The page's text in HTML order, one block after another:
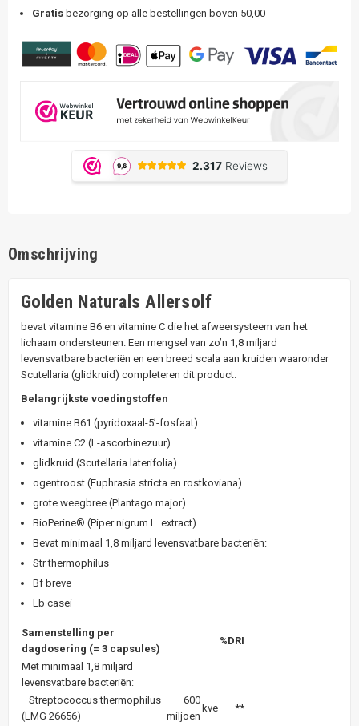
Gratis bezorging op alle bestellingen boven 50,00
Omschrijving
Golden Naturals Allersolf
bevat vitamine B6 en vitamine C die het afweersysteem van het
lichaam ondersteunen. Een mengsel van zo’n 1,8 miljard
levensvatbare bacteriën en een breed scala aan kruiden waaronder
Scutellaria (glidkruid) completeren dit product.
Belangrijkste voedingstoffen
vitamine B61 (pyridoxaal-5’-fosfaat)
vitamine C2 (L-ascorbinezuur)
glidkruid (Scutellaria laterifolia)
ogentroost (Euphrasia stricta en rostkoviana)
grote weegbree (Plantago major)
BioPerine® (Piper nigrum L. extract)
Bevat minimaal 1,8 miljard levensvatbare bacteriën:
Str thermophilus
Bf breve
Lb casei
Samenstelling per
dagdosering (= 3 capsules)
%DRI
Met minimaal 1,8 miljard
levensvatbare bacteriën:
Streptococcus thermophilus
(LMG 26656)
600
miljoen
kve **